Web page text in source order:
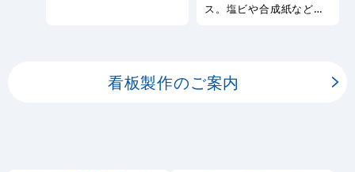
ス。塩ビや合成紙など看
看板製作のご案内